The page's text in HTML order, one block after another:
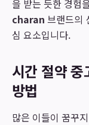
을 받는 듯한 경험
charan 브랜드의
심 요소입니다.
시간 절약
방법
많은 이들이 꿈꾸